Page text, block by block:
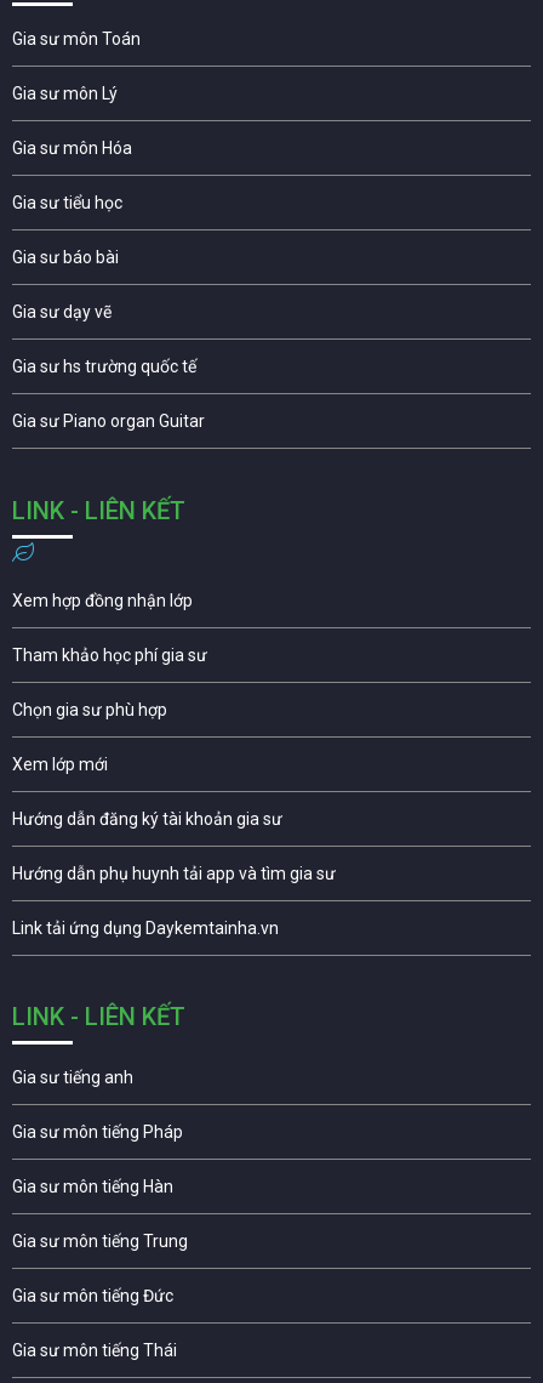
Gia sư môn Toán
Gia sư môn Lý
Gia sư môn Hóa
Gia sư tiểu học
Gia sư báo bài
Gia sư dạy vẽ
Gia sư hs trường quốc tế
Gia sư Piano organ Guitar
LINK - LIÊN KẾT
Xem hợp đồng nhận lớp
Tham khảo học phí gia sư
Chọn gia sư phù hợp
Xem lớp mới
Hướng dẫn đăng ký tài khoản gia sư
Hướng dẫn phụ huynh tải app và tìm gia sư
Link tải ứng dụng Daykemtainha.vn
LINK - LIÊN KẾT
Gia sư tiếng anh
Gia sư môn tiếng Pháp
Gia sư môn tiếng Hàn
Gia sư môn tiếng Trung
Gia sư môn tiếng Đức
Gia sư môn tiếng Thái